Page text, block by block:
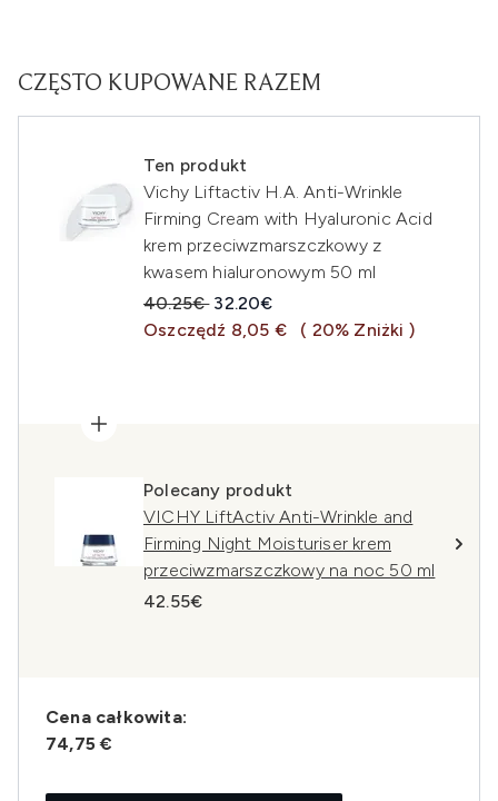
CZĘSTO KUPOWANE RAZEM
Ten produkt
Vichy Liftactiv H.A. Anti-Wrinkle
Firming Cream with Hyaluronic Acid
krem przeciwzmarszczkowy z
kwasem hialuronowym 50 ml
Sugerowana cena detaliczna:
40.25€ Aktualna cena:
32.20€
Oszczędź 8,05 €
( 20% Zniżki )
Polecany produkt
VICHY LiftActiv Anti-Wrinkle and
Firming Night Moisturiser krem
przeciwzmarszczkowy na noc 50 ml
42.55€
Cena całkowita:
74,75 €